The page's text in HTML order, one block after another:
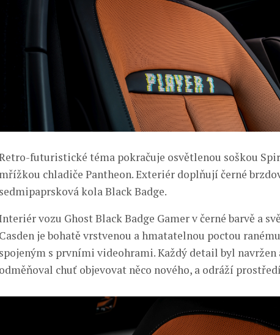
futuristické téma pokračuje osvětlenou soškou
mřížkou chladiče Pantheon. Exteriér doplňují černé
sedmipaprsková kola Black Badge.
vozu Ghost Black Badge Gamer v černé barvě a
Casden je bohatě vrstvenou a hmatatelnou poctou
spojeným s prvními videohrami. Každý detail byl navržen
odměňoval chuť objevovat něco nového, a odráží prostředí